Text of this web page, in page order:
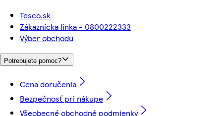
Tesco.sk
Zákaznícka linka - 0800222333
Výber obchodu
Potrebujete pomoc?
Cena doručenia
Bezpečnosť pri nákupe
Všeobecné obchodné podmienky